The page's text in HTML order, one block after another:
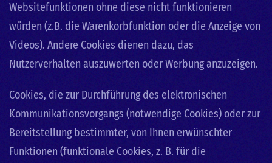
Websitefunktionen ohne diese nicht funktionieren
würden (z.B. die Warenkorbfunktion oder die Anzeige von
Videos). Andere Cookies dienen dazu, das
Nutzerverhalten auszuwerten oder Werbung anzuzeigen.
Cookies, die zur Durchführung des elektronischen
Kommunikationsvorgangs (notwendige Cookies) oder zur
Bereitstellung bestimmter, von Ihnen erwünschter
Funktionen (funktionale Cookies, z. B. für die